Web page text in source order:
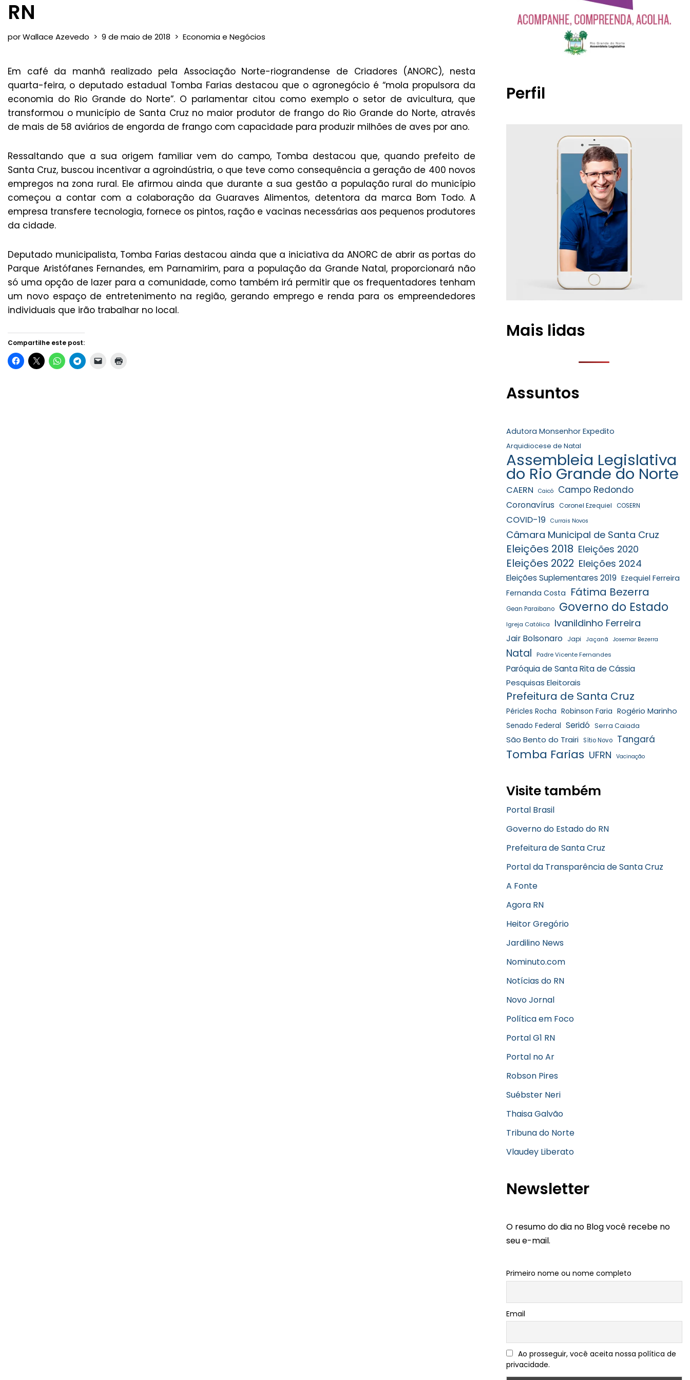
RN
porWallace Azevedo 9 de maio de 2018 Economia e Negócios
Em café da manhã realizado pela Associação Norte-riograndense de Criadores (ANORC), nesta
quarta-feira, o deputado estadual Tomba Farias destacou que o agronegócio é “mola propulsora da
economia do Rio Grande do Norte”. O parlamentar citou como exemplo o setor de avicultura, que
transformou o município de Santa Cruz no maior produtor de frango do Rio Grande do Norte, através
de mais de 58 aviários de engorda de frango com capacidade para produzir milhões de aves por ano.
Ressaltando que a sua origem familiar vem do campo, Tomba destacou que, quando prefeito de
Santa Cruz, buscou incentivar a agroindústria, o que teve como consequência a geração de 400 novos
empregos na zona rural. Ele afirmou ainda que durante a sua gestão a população rural do município
começou a contar com a colaboração da Guaraves Alimentos, detentora da marca Bom Todo. A
empresa transfere tecnologia, fornece os pintos, ração e vacinas necessárias aos pequenos produtores
da cidade.
Deputado municipalista, Tomba Farias destacou ainda que a iniciativa da ANORC de abrir as portas do
Parque Aristófanes Fernandes, em Parnamirim, para a população da Grande Natal, proporcionará não
só uma opção de lazer para a comunidade, como também irá permitir que os frequentadores tenham
um novo espaço de entretenimento na região, gerando emprego e renda para os empreendedores
individuais que irão trabalhar no local.
Compartilhe este post:
Perfil
Mais lidas
Assuntos
Adutora Monsenhor Expedito
Arquidiocese de Natal
Assembleia Legislativa
do Rio Grande do Norte
CAERN Caicó Campo Redondo
Coronavírus Coronel Ezequiel COSERN
COVID-19 Currais Novos
Câmara Municipal de Santa Cruz
Eleições 2018 Eleições 2020
Eleições 2022 Eleições 2024
Eleições Suplementares 2019 Ezequiel Ferreira
Fernanda Costa Fátima Bezerra
Gean Paraibano Governo do Estado
Igreja Católica Ivanildinho Ferreira
Jair Bolsonaro Japi Jaçanã Josemar Bezerra
Natal Padre Vicente Fernandes
Paróquia de Santa Rita de Cássia
Pesquisas Eleitorais
Prefeitura de Santa Cruz
Péricles Rocha Robinson Faria Rogério Marinho
Senado Federal Seridó Serra Caiada
São Bento do Trairi Sítio Novo Tangará
Tomba Farias UFRN Vacinação
Visite também
Portal Brasil
Governo do Estado do RN
Prefeitura de Santa Cruz
Portal da Transparência de Santa Cruz
A Fonte
Agora RN
Heitor Gregório
Jardilino News
Nominuto.com
Notícias do RN
Novo Jornal
Política em Foco
Portal G1 RN
Portal no Ar
Robson Pires
Suébster Neri
Thaisa Galvão
Tribuna do Norte
Vlaudey Liberato
Newsletter
O resumo do dia no Blog você recebe no
seu e-mail.
Primeiro nome ou nome completo
Email
Ao prosseguir, você aceita nossa política de
privacidade.